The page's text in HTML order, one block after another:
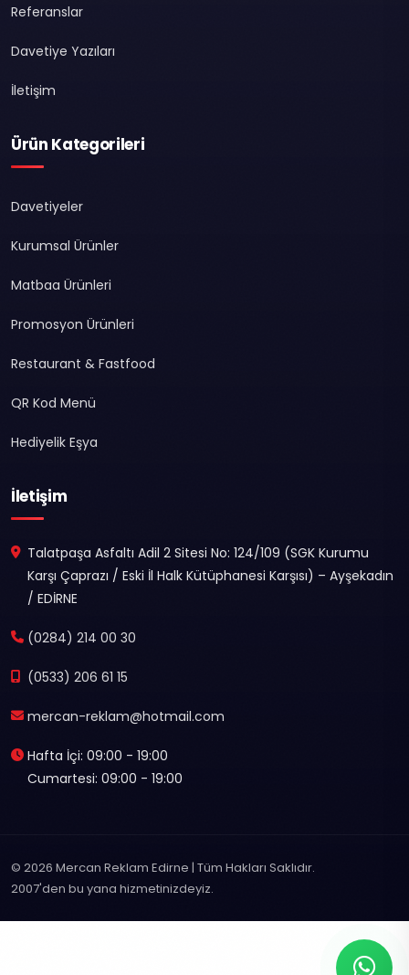
Referanslar
Davetiye Yazıları
İletişim
Ürün Kategorileri
Davetiyeler
Kurumsal Ürünler
Matbaa Ürünleri
Promosyon Ürünleri
Restaurant & Fastfood
QR Kod Menü
Hediyelik Eşya
İletişim
Talatpaşa Asfaltı Adil 2 Sitesi No: 124/109 (SGK Kurumu
Karşı Çaprazı / Eski İl Halk Kütüphanesi Karşısı) – Ayşekadın
/ EDİRNE
(0284) 214 00 30
(0533) 206 61 15
mercan-reklam@hotmail.com
Hafta İçi: 09:00 - 19:00
Cumartesi: 09:00 - 19:00
© 2026 Mercan Reklam Edirne | Tüm Hakları Saklıdır.
2007'den bu yana hizmetinizdeyiz.